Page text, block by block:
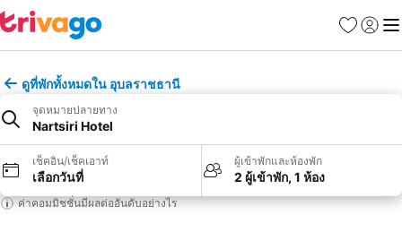
รายการโป
เข้าสู่ร
เมนู
ดูที่พักทั้งหมดใน อุบลราชธานี
จุดหมายปลายทาง
Nartsiri Hotel
เช็คอิน/เช็คเอาท์
เลือกวันที่
ผู้เข้าพักและห้องพัก
2 ผู้เข้าพัก, 1 ห้อง
ค่าคอมมิชชั่นมีผลต่ออันดับอย่างไร